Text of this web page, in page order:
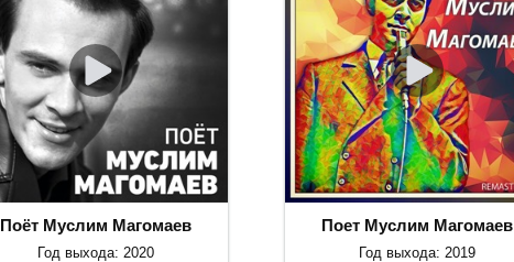
Поёт Муслим Магомаев
Год выхода: 2020
Поет Муслим Магомаев
Год выхода: 2019